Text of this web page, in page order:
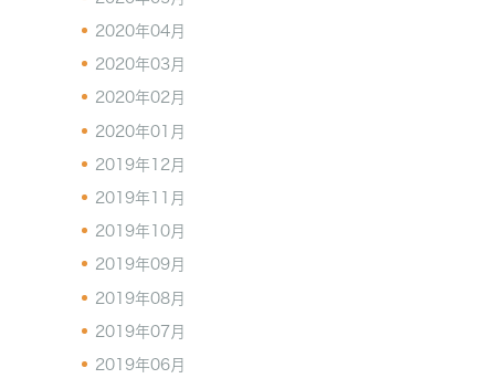
2020年04月
2020年03月
2020年02月
2020年01月
2019年12月
2019年11月
2019年10月
2019年09月
2019年08月
2019年07月
2019年06月